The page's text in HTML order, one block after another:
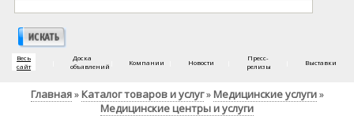
Весь
сайт
Доска
объявлений
Компании Новости
Пресс-
релизы
Выставки
Главная» Каталог товаров и услуг» Медицинские услуги»
Медицинские центры и услуги